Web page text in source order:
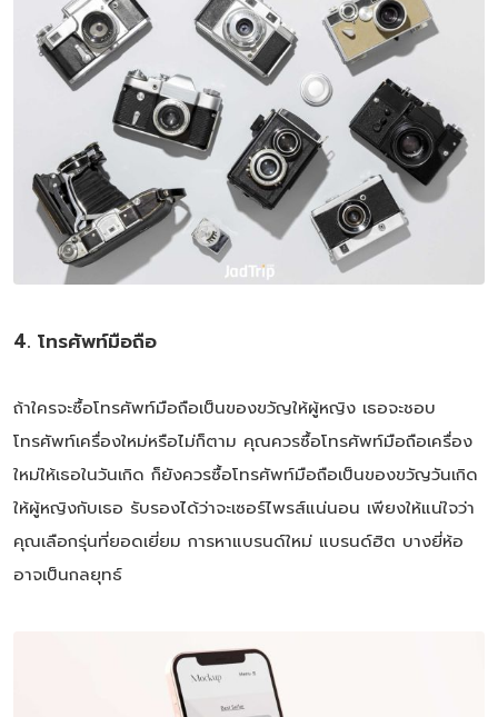
4. โทรศัพท์มือถือ
ถ้าใครจะซื้อโทรศัพท์มือถือเป็นของขวัญให้ผู้หญิง เธอจะชอบ
โทรศัพท์เครื่องใหม่หรือไม่ก็ตาม คุณควรซื้อโทรศัพท์มือถือเครื่อง
ใหม่ให้เธอในวันเกิด ก็ยังควรซื้อโทรศัพท์มือถือเป็นของขวัญวันเกิด
ให้ผู้หญิงกับเธอ รับรองได้ว่าจะเซอร์ไพรส์แน่นอน เพียงให้แน่ใจว่า
คุณเลือกรุ่นที่ยอดเยี่ยม การหาแบรนด์ใหม่ แบรนด์ฮิต บางยี่ห้อ
อาจเป็นกลยุทธ์